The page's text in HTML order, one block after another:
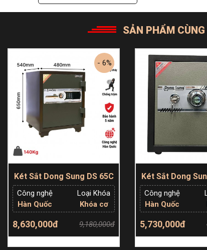
Sắt Dong Sung DS1600C
SẢN PHẨM
- 6%
Két Sắt Dong Sung DS 65C
Công nghệ
Hàn Quốc
Loại Khóa
Khóa cơ
8,630,000đ 9,180,000đ
Thêm giỏ hàng
Két Sắt Dong
Công nghệ
Hàn Quốc
5,730,000đ
Thêm giỏ